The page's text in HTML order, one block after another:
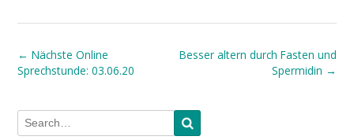
Post
navigation
← Nächste Online
Sprechstunde: 03.06.20
Besser altern durch Fasten und
Spermidin →